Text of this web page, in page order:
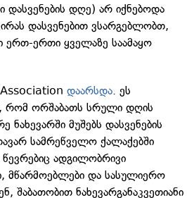
დღე) არ იქნებოდა
დასვენებით ვსარგებლობთ,
ერთ-ერთი ყველაზე საამაყო
Associationდაარსდა. ეს
რომ ორშაბათს სრული დღის
მუშებს დასვენების
სამრეწველო ქალაქებში
ადგილობრივი
მწარმოებლები და სასულიერო
შაბათობით ნახევარგანაკვეთიანი